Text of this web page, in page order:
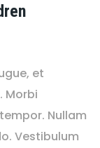
et
Morbi
Nullam
Vestibulum